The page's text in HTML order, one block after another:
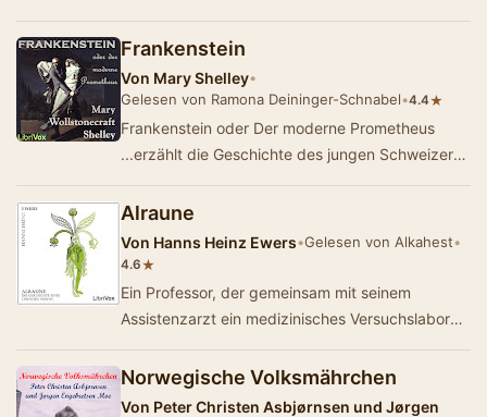
Frankenstein
Von Mary Shelley•
Gelesen von Ramona Deininger-Schnabel•4.4★
Frankenstein oder Der moderne Prometheus
...erzählt die Geschichte des jungen Schweizers
ber&uum…
Alraune
Von Hanns Heinz Ewers•Gelesen von Alkahest•
4.6★
Ein Professor, der gemeinsam mit seinem
Assistenzarzt ein medizinisches Versuchslabor
schlie&…
Norwegische Volksmährchen
Von Peter Christen Asbjørnsen und Jørgen